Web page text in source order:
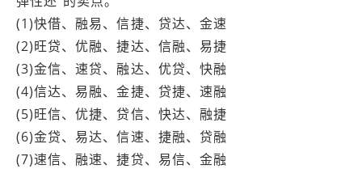
(1)快借、融易、信捷、贷达、金速
(2)旺贷、优融、捷达、信融、易捷
(3)金信、速贷、融达、优贷、快融
(4)信达、易融、金捷、贷捷、速融
(5)旺信、优捷、贷信、快达、融捷
(6)金贷、易达、信速、捷融、贷融
(7)速信、融速、捷贷、易信、金融